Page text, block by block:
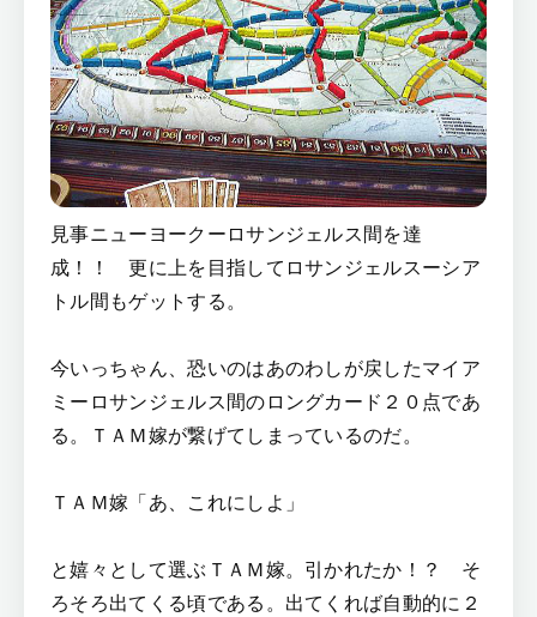
見事ニューヨークーロサンジェルス間を達
成！！ 更に上を目指してロサンジェルスーシア
トル間もゲットする。
今いっちゃん、恐いのはあのわしが戻したマイア
ミーロサンジェルス間のロングカード２０点であ
る。ＴＡＭ嫁が繋げてしまっているのだ。
ＴＡＭ嫁「あ、これにしよ」
と嬉々として選ぶＴＡＭ嫁。引かれたか！？ そ
ろそろ出てくる頃である。出てくれば自動的に２